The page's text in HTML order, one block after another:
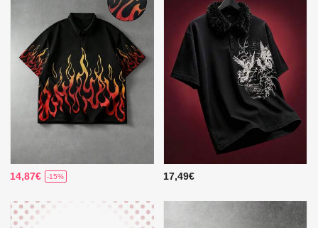
14,87€ -15% 17,49€